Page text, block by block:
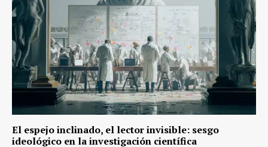
El espejo inclinado, el lector invisible: sesgo
ideológico en la investigación científica